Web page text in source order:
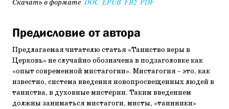
Скачать в формате DOC EPUB FB2 PDF
Предисловие от автора
Предлагаемая читателю статья «Таинство веры в
Церковь» не случайно обозначена в подзаголовке как
«опыт современ­ной мистагогии». Мистагогия – это, как
известно, система введения новопросвещенных людей в
таинства, в духовные мистерии. Таким введением
должны заниматься мистагоги, мисты, «таинники»